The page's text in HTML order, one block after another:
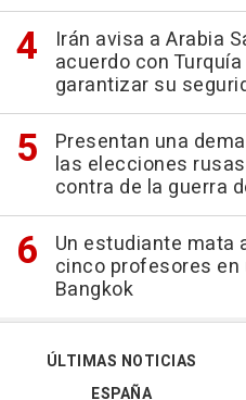
Irán avisa a Arabia
acuerdo con
garantizar su
Presentan una
las elecciones
contra de la guerra
Un estudiante mata
cinco profesores
Bangkok
ÚLTIMAS NOTICIAS
ESPAÑA